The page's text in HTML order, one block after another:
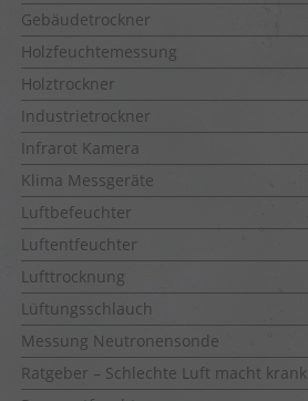
Gebäudetrockner
Holzfeuchtemessung
Holztrockner
Industrietrockner
Infrarot Kamera
Klima Messgeräte
Luftbefeuchter
Luftentfeuchter
Lufttrocknung
Lüftungsschlauch
Messung Neutronensonde
Ratgeber – Schlechte Luft macht krank